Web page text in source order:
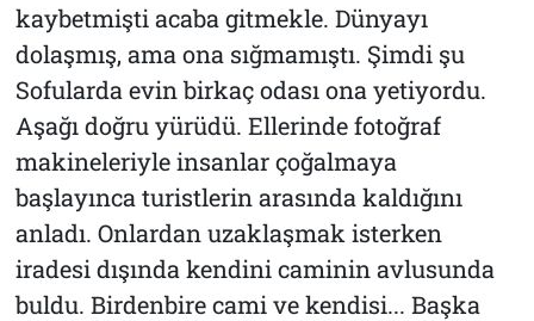
kaybetmişti acaba gitmekle. Dünyayı
dolaşmış, ama ona sığmamıştı. Şimdi şu
Sofularda evin birkaç odası ona yetiyordu.
Aşağı doğru yürüdü. Ellerinde fotoğraf
makineleriyle insanlar çoğalmaya
başlayınca turistlerin arasında kaldığını
anladı. Onlardan uzaklaşmak isterken
iradesi dışında kendini caminin avlusunda
buldu. Birdenbire cami ve kendisi... Başka